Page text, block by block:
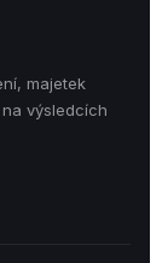
majetek
výsledcích